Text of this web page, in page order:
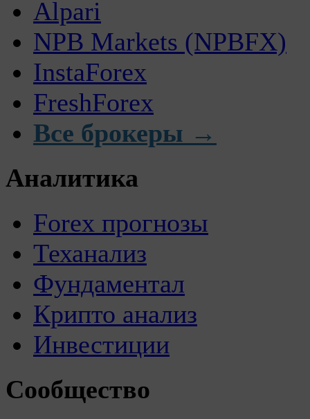
Alpari
NPB Markets (NPBFX)
InstaForex
FreshForex
Все брокеры →
Аналитика
Forex прогнозы
Теханализ
Фундаментал
Крипто анализ
Инвестиции
Сообщество